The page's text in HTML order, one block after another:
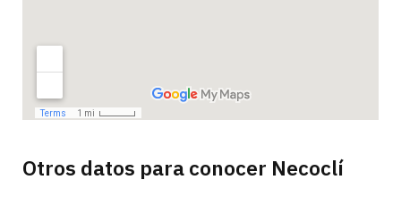
Otros datos para conocer Necoclí